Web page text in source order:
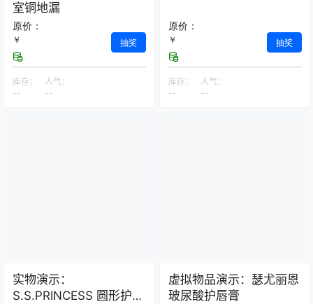
室铜地漏
原价：
￥ 抽奖
库存：
--
人气：
--
原价：
￥ 抽奖
库存：
--
人气：
--
实物演示：
S.S.PRINCESS 圆形护颈
虚拟物品演示：瑟尤丽恩
玻尿酸护唇膏